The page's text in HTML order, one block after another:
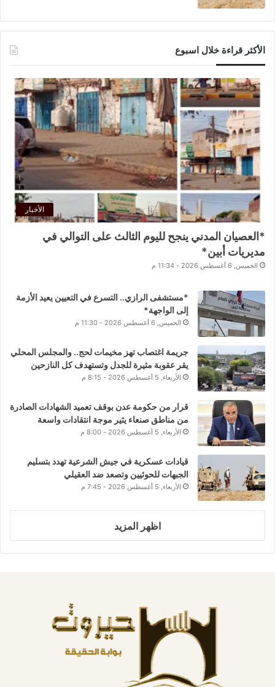
الأكثر قراءة خلال اسبوع
الأخبار
*العصيان المدني ينجح لليوم الثالث على التوالي في
مديريات أبين*
الخميس, 6 أغسطس 2026 - 11:34 م
*مستشفى الرازي.. التسرع في التعيين يعيد الأزمة
إلى الواجهة*
الخميس, 6 أغسطس 2026 - 11:30 م
جريمة اغتصاب تهز مخيمات لحج.. والمجلس المحلي
يقر عقوبة مثيرة للجدل وتستهدف كل النازحين
الأربعاء, 5 أغسطس 2026 - 8:15 م
قرار من حكومة عدن بوقف تعميد الشهادات الصادرة
من مناطق صنعاء يثير موجة انتقادات واسعة
الأربعاء, 5 أغسطس 2026 - 8:00 م
قيادات عسكرية في جيش الشرعية تهدد بتسليم
الجبهات للحوثيين وتصعد ضد العقيلي
الأربعاء, 5 أغسطس 2026 - 7:45 م
اظهر المزيد